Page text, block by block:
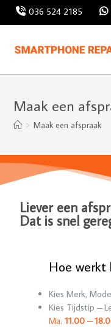
036 524 2185
Maak een
> Maak een afspraak
Liever een
Dat is snel
Hoe werkt
Kies Merk,
Kies Tijdstip –
Ma.11.00 –